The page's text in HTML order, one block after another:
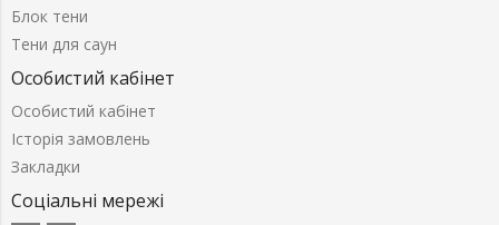
Блок тени
Тени для саун
Особистий кабінет
Особистий кабінет
Історія замовлень
Закладки
Соціальні мережі